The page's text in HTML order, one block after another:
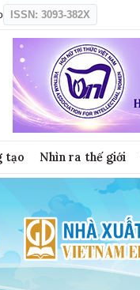
ISSN: 3093-382X
tạo Nhìn ra thế giới